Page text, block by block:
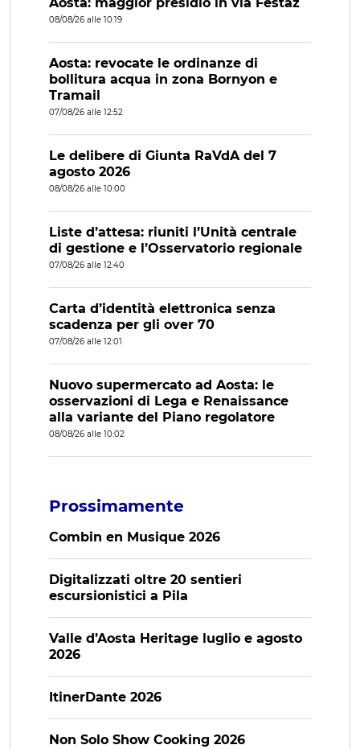
08/08/26 alle 10:19
Aosta: revocate le ordinanze di
bollitura acqua in zona Bornyon e
Tramail
07/08/26 alle 12:52
Le delibere di Giunta RaVdA del 7
agosto 2026
08/08/26 alle 10:00
Liste d’attesa: riuniti l’Unità centrale
di gestione e l’Osservatorio regionale
07/08/26 alle 12:40
Carta d’identità elettronica senza
scadenza per gli over 70
07/08/26 alle 12:01
Nuovo supermercato ad Aosta: le
osservazioni di Lega e Renaissance
alla variante del Piano regolatore
08/08/26 alle 10:02
Prossimamente
Combin en Musique 2026
Digitalizzati oltre 20 sentieri
escursionistici a Pila
Valle d’Aosta Heritage luglio e agosto
2026
ItinerDante 2026
Non Solo Show Cooking 2026